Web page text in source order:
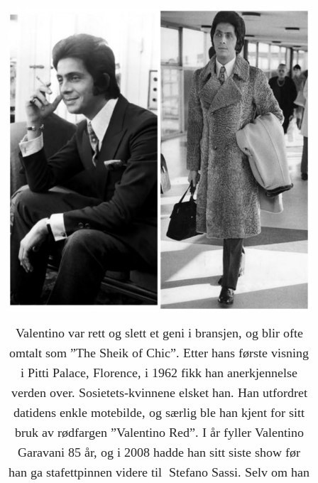
Valentino var rett og slett et geni i bransjen, og blir ofte
omtalt som ”The Sheik of Chic”. Etter hans første visning
i Pitti Palace, Florence, i 1962 fikk han anerkjennelse
verden over. Sosietets-kvinnene elsket han. Han utfordret
datidens enkle motebilde, og særlig ble han kjent for sitt
bruk av rødfargen ”Valentino Red”. I år fyller Valentino
Garavani 85 år, og i 2008 hadde han sitt siste show før
han ga stafettpinnen videre til Stefano Sassi. Selv om han